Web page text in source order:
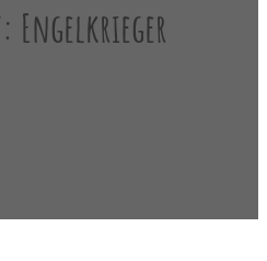
Engelkrieger